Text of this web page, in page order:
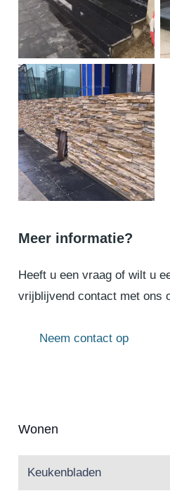
Meer informatie?
Heeft u een vraag of wilt u
vrijblijvend contact met ons
Neem contact op
Wonen
Keukenbladen